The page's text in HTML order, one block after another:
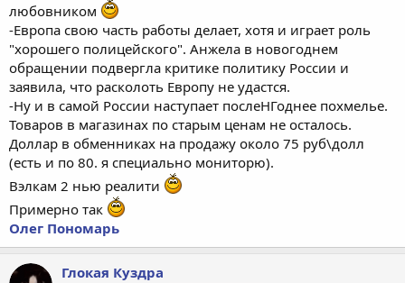
любовником
-Европа свою часть работы делает, хотя и играет роль
"хорошего полицейского". Анжела в новогоднем
обращении подвергла критике политику России и
заявила, что расколоть Европу не удастся.
-Ну и в самой России наступает послеНГоднее похмелье.
Товаров в магазинах по старым ценам не осталось.
Доллар в обменниках на продажу около 75 руб\долл
(есть и по 80. я специально мониторю).
Вэлкам 2 нью реалити
Примерно так
Олег Пономарь
Глокая Куздра